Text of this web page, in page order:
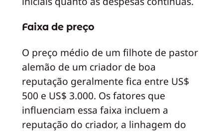
Faixa de preço
O preço médio de um filhote de pastor
alemão de um criador de boa
reputação geralmente fica entre US$
500 e US$ 3.000. Os fatores que
influenciam essa faixa incluem a
reputação do criador, a linhagem do